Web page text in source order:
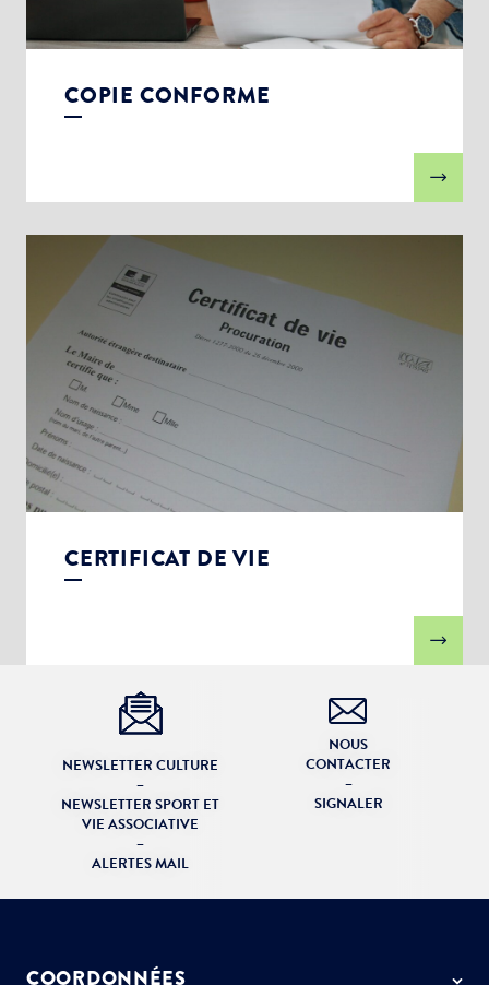
COPIE CONFORME
CERTIFICAT DE VIE
NEWSLETTER CULTURE
–
NEWSLETTER SPORT ET
VIE ASSOCIATIVE
–
ALERTES MAIL
NOUS
CONTACTER
–
SIGNALER
COORDONNÉES